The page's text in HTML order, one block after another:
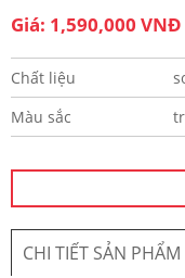
Giá: 1,590,000 VNĐ
Chất liệu
Màu sắc
CHI TIẾT SẢN PHẨM